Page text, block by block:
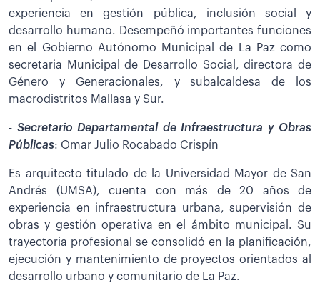
experiencia en gestión pública, inclusión social y
desarrollo humano. Desempeñó importantes funciones
en el Gobierno Autónomo Municipal de La Paz como
secretaria Municipal de Desarrollo Social, directora de
Género y Generacionales, y subalcaldesa de los
macrodistritos Mallasa y Sur.
- Secretario Departamental de Infraestructura y Obras
Públicas: Omar Julio Rocabado Crispín
Es arquitecto titulado de la Universidad Mayor de San
Andrés (UMSA), cuenta con más de 20 años de
experiencia en infraestructura urbana, supervisión de
obras y gestión operativa en el ámbito municipal. Su
trayectoria profesional se consolidó en la planificación,
ejecución y mantenimiento de proyectos orientados al
desarrollo urbano y comunitario de La Paz.